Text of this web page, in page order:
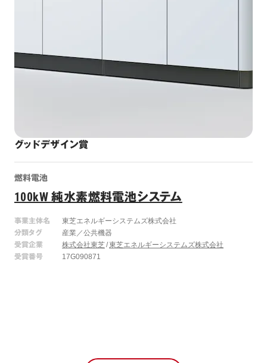
グッドデザイン賞
燃料電池
100kW 純水素燃料電池システム
事業主体名
東芝エネルギーシステムズ株式会社
分類タグ
産業／公共機器
受賞企業
株式会社東芝 東芝エネルギーシステムズ株式会社
受賞番号
17G090871